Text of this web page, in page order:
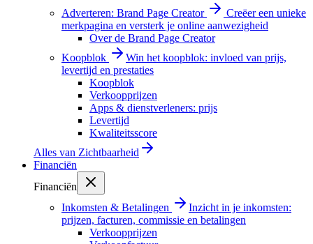
Adverteren: Brand Page Creator
Creëer een unieke
merkpagina en versterk je online aanwezigheid
Over de Brand Page Creator
Koopblok
Win het koopblok: invloed van prijs,
levertijd en prestaties
Koopblok
Verkoopprijzen
Apps & dienstverleners: prijs
Levertijd
Kwaliteitsscore
Alles van Zichtbaarheid
Financiën
Financiën
Inkomsten & Betalingen
Inzicht in je inkomsten:
prijzen, facturen, commissie en betalingen
Verkoopprijzen